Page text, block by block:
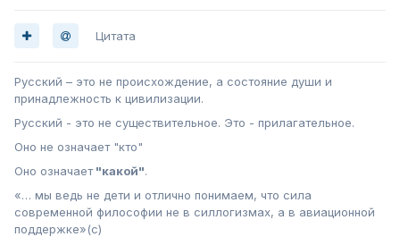
Цитата
Русский – это не происхождение, а состояние души и
принадлежность к цивилизации.
Русский - это не существительное. Это - прилагательное.
Оно не означает "кто"
Оно означает"какой".
«… мы ведь не дети и отлично понимаем, что сила
современной философии не в силлогизмах, а в авиационной
поддержке»(с)